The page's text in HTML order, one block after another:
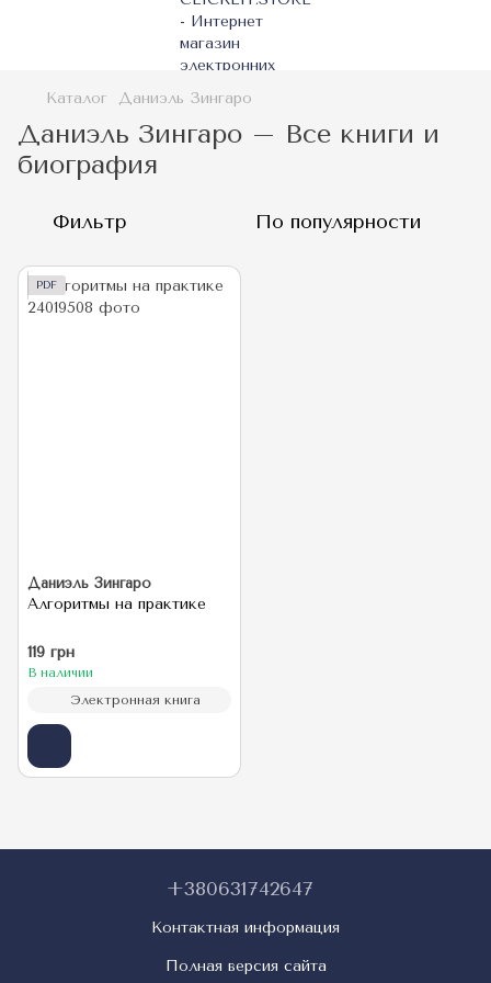
Каталог Даниэль Зингаро
Даниэль Зингаро – Все книги и
биография
Фильтр По популярности
PDF
Даниэль Зингаро
Алгоритмы на практике
119 грн
В наличии
Электронная книга
+380631742647
Контактная информация
Полная версия сайта